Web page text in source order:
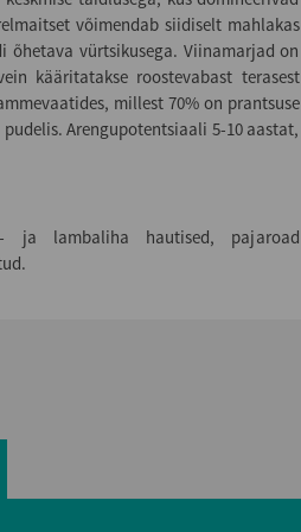
võimendab siidiselt mahlakas
õhetava vürtsikusega. Viinamarjad on
kääritatakse roostevabast terasest
millest 70% on prantsuse
Arengupotentsiaali 5-10 aastat,
ja lambaliha hautised, pajaroad